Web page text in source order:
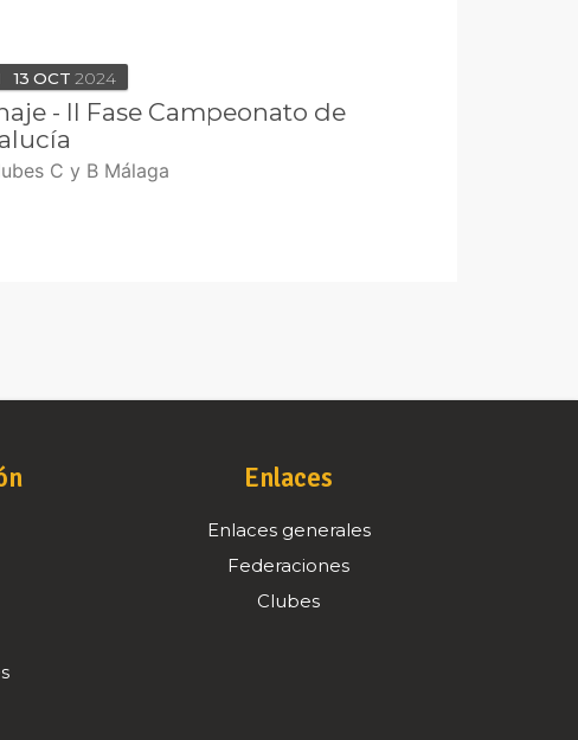
13 OCT 2024
- II Fase Campeonato de
C y B Málaga
Enlaces
Enlaces generales
Federaciones
Clubes